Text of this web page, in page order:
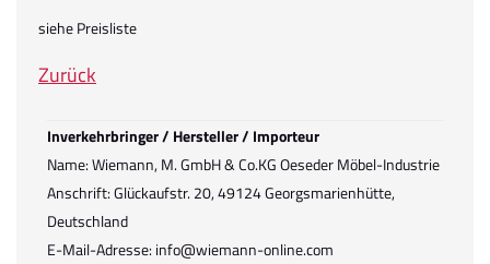
siehe Preisliste
Zurück
Inverkehrbringer / Hersteller / Importeur
Name: Wiemann, M. GmbH & Co.KG Oeseder Möbel-Industrie
Anschrift: Glückaufstr. 20, 49124 Georgsmarienhütte,
Deutschland
E-Mail-Adresse: info@wiemann-online.com